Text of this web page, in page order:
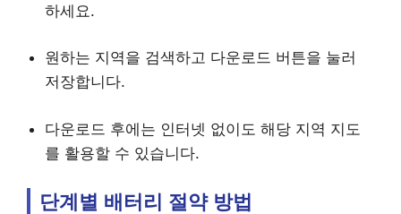
하세요.
원하는 지역을 검색하고 다운로드 버튼을 눌러
저장합니다.
다운로드 후에는 인터넷 없이도 해당 지역 지도
를 활용할 수 있습니다.
단계별 배터리 절약 방법